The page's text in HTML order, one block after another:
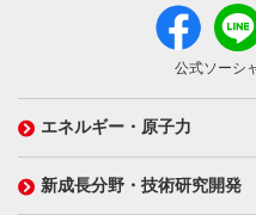
公式ソーシ
エネルギー・原子力
新成長分野・技術研究開発